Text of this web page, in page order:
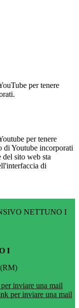
per tenere
per tenere
di Youtube incorporati
del sito web sta
di
NETTUNO I
I
inviare una mail
per inviare una mail